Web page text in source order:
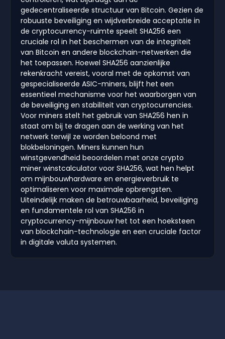
gedecentraliseerde structuur van Bitcoin. Gezien de
robuuste beveiliging en wijdverbreide acceptatie in
de cryptocurrency-ruimte speelt SHA256 een
cruciale rol in het beschermen van de integriteit
van Bitcoin en andere blockchain-netwerken die
het toepassen. Hoewel SHA256 aanzienlijke
rekenkracht vereist, vooral met de opkomst van
gespecialiseerde ASIC-miners, blijft het een
essentieel mechanisme voor het waarborgen van
de beveiliging en stabiliteit van cryptocurrencies.
Voor miners stelt het gebruik van SHA256 hen in
staat om bij te dragen aan de werking van het
netwerk terwijl ze worden beloond met
blokbeloningen. Miners kunnen hun
winstgevendheid beoordelen met onze crypto
miner winstcalculator voor SHA256, wat hen helpt
om mijnbouwhardware en energieverbruik te
optimaliseren voor maximale opbrengsten.
Uiteindelijk maken de betrouwbaarheid, beveiliging
en fundamentele rol van SHA256 in
cryptocurrency-mijnbouw het tot een hoeksteen
van blockchain-technologie en een cruciale factor
in digitale valuta systemen.